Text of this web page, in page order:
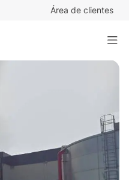
Área de clientes
de 22.160 m² - Quer, Guadalajara.